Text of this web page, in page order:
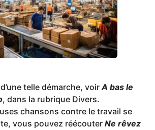
telle démarche, voirA bas le
, dans la rubrique Divers.
chansons contre le travail se
vous pouvez réécouter Ne rêvez